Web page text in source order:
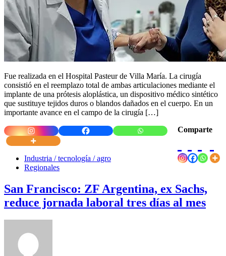
Fue realizada en el Hospital Pasteur de Villa María. La cirugía
consistió en el reemplazo total de ambas articulaciones mediante el
implante de una prótesis aloplástica, un dispositivo médico sintético
que sustituye tejidos duros o blandos dañados en el cuerpo. En un
importante avance en el campo de la cirugía […]
Comparte
Industria / tecnología / agro
Regionales
San Francisco: ZF Argentina, ex Sachs,
reduce jornada laboral tres días al mes